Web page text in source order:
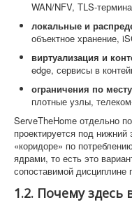
WAN/NFV, TLS-
локальные и
объектное хранение,
виртуализация и
edge, сервисы в
ограничения по
плотные узлы,
ServeTheHome отдельно
проектируется под нижний
«коридоре» по
ядрами, то есть это
сопоставимой дисциплине
1.2. Почему здесь